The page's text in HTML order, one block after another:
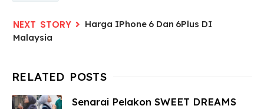
Harga IPhone 6 Dan 6Plus DI
Malaysia
Senarai Pelakon SWEET DREAMS